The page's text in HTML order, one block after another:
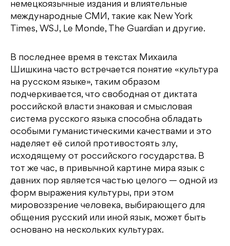
немецкоязычные издания и влиятельные
международные СМИ, такие как New York
Times, WSJ, Le Monde, The Guardian и другие.
В последнее время в текстах Михаила
Шишкина часто встречается понятие «культура
на русском языке», таким образом
подчеркивается, что свободная от диктата
российской власти знаковая и смысловая
система русского языка способна обладать
особыми гуманистическими качествами и это
наделяет её силой противостоять злу,
исходящему от российского государства. В
тот же час, в привычной картине мира язык с
давних пор является частью целого — одной из
форм выражения культуры, при этом
мировоззрение человека, выбирающего для
общения русский или иной язык, может быть
основано на нескольких культурах.